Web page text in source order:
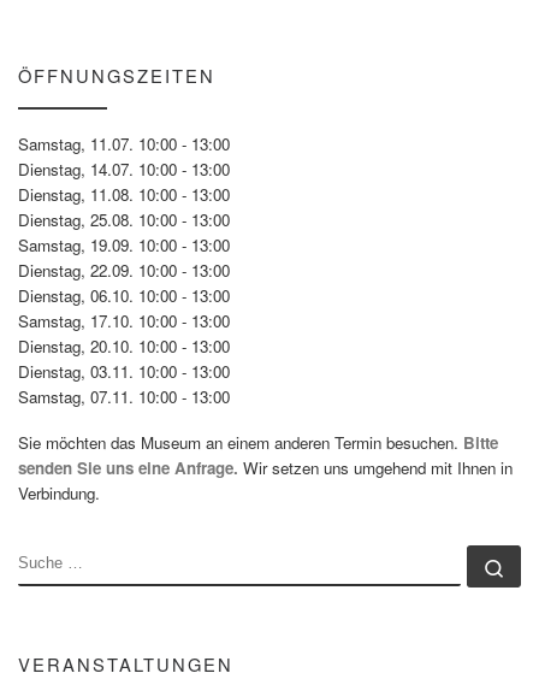
ÖFFNUNGSZEITEN
Samstag, 11.07. 10:00 - 13:00
Dienstag, 14.07. 10:00 - 13:00
Dienstag, 11.08. 10:00 - 13:00
Dienstag, 25.08. 10:00 - 13:00
Samstag, 19.09. 10:00 - 13:00
Dienstag, 22.09. 10:00 - 13:00
Dienstag, 06.10. 10:00 - 13:00
Samstag, 17.10. 10:00 - 13:00
Dienstag, 20.10. 10:00 - 13:00
Dienstag, 03.11. 10:00 - 13:00
Samstag, 07.11. 10:00 - 13:00
Sie möchten das Museum an einem anderen Termin besuchen. Bitte
senden Sie uns eine Anfrage. Wir setzen uns umgehend mit Ihnen in
Verbindung.
SUCHE
VERANSTALTUNGEN